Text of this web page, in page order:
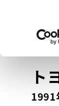
ト
1991